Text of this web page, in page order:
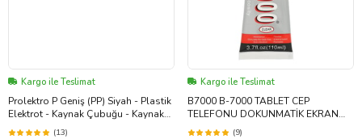
Kargo ile Teslimat
Prolektro P Geniş (PP) Siyah - Plastik
Elektrot - Kaynak Çubuğu - Kaynak
Teli
(13)
Kargo ile Teslimat
B7000 B-7000 TABLET CEP
TELEFONU DOKUNMATİK EKRAN
YAPIŞTIRICI 110ML
(9)